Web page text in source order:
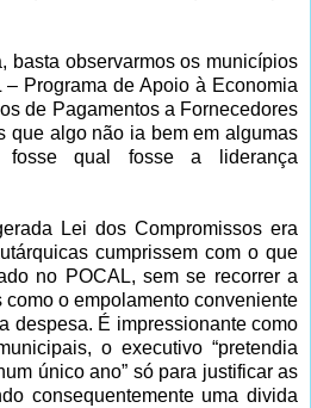
basta observarmos os municípios
Programa de Apoio à Economia
de Pagamentos a Fornecedores
que algo não ia bem em algumas
fosse qual fosse a liderança
Lei dos Compromissos era
cumprissem com o que
no POCAL, sem se recorrer a
o empolamento conveniente
despesa. É impressionante como
o executivo “pretendia
único ano” só para justificar as
consequentemente uma divida